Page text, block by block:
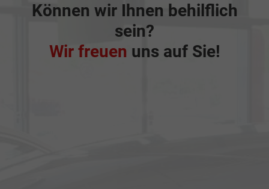
Können wir Ihnen behilflich
sein?
Wir freuen uns auf Sie!